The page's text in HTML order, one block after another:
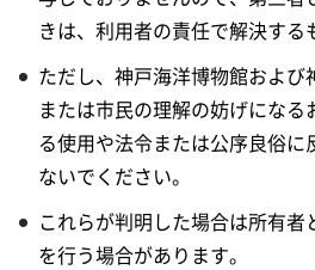
きは、利用者の責任で解決する
ただし、神戸海洋博物館および
または市民の理解の妨げにな
る使用や法令または公序良俗
ないでください。
これらが判明した場合は所有
を行う場合があります。